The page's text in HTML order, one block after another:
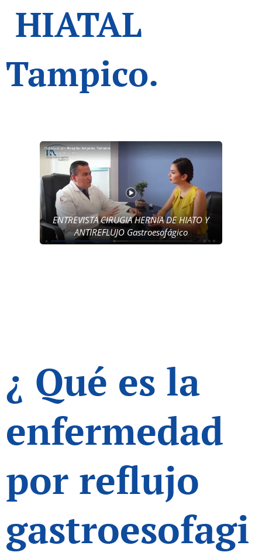
HIATAL
Tampico.
ENTREVISTA CIRUGIA HERNIA DE HIATO Y
ANTIREFLUJO Gastroesofágico
¿ Qué es la
enfermedad
por reflujo
gastroesofagi